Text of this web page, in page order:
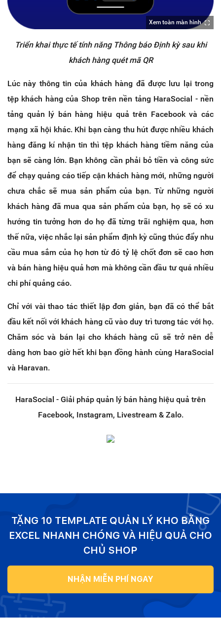
Xem toàn màn hình
Triển khai thực tế tính năng Thông báo Định kỳ sau khi
khách hàng quét mã QR
Lúc này thông tin của khách hàng đã được lưu lại trong
tệp khách hàng của Shop trên nền tảng HaraSocial - nền
tảng quản lý bán hàng hiệu quả trên Facebook và các
mạng xã hội khác. Khi bạn càng thu hút được nhiều khách
hàng đăng kí nhận tin thì tệp khách hàng tiềm năng của
bạn sẽ càng lớn. Bạn không cần phải bỏ tiền và công sức
để chạy quảng cáo tiếp cận khách hàng mới, những người
chưa chắc sẽ mua sản phẩm của bạn. Từ những người
khách hàng đã mua qua sản phẩm của bạn, họ sẽ có xu
hướng tin tưởng hơn do họ đã từng trãi nghiệm qua, hơn
thế nữa, việc nhắc lại sản phẩm định kỳ cũng thúc đẩy nhu
cầu mua sắm của họ hơn từ đó tỷ lệ chốt đơn sẽ cao hơn
và bán hàng hiệu quả hơn mà không cần đầu tư quá nhiều
chi phí quảng cáo.
Chỉ với vài thao tác thiết lập đơn giản, bạn đã có thể bắt
đầu kết nối với khách hàng cũ vào duy trì tương tác với họ.
Chăm sóc và bán lại cho khách hàng cũ sẽ trở nên dễ
dàng hơn bao giờ hết khi bạn đồng hành cùng HaraSocial
và Haravan.
HaraSocial - Giải pháp quản lý bán hàng hiệu quả trên
Facebook, Instagram, Livestream & Zalo.
TẶNG 10 TEMPLATE QUẢN LÝ KHO BẰNG
EXCEL NHANH CHÓNG VÀ HIỆU QUẢ CHO
CHỦ SHOP
NHẬN MIỄN PHÍ NGAY